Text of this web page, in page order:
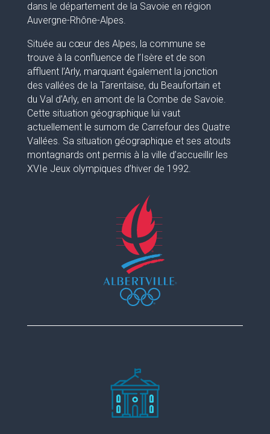
dans le département de la Savoie en région
Auvergne-Rhône-Alpes.
Située au cœur des Alpes, la commune se
trouve à la confluence de l’Isère et de son
affluent l’Arly, marquant également la jonction
des vallées de la Tarentaise, du Beaufortain et
du Val d’Arly, en amont de la Combe de Savoie.
Cette situation géographique lui vaut
actuellement le surnom de Carrefour des Quatre
Vallées. Sa situation géographique et ses atouts
montagnards ont permis à la ville d’accueillir les
XVIe Jeux olympiques d’hiver de 1992.